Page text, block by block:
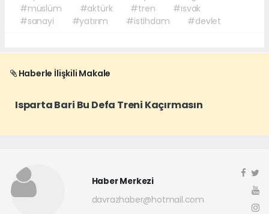
#müslüm
#aktürk #tren
#ısvak
#sanayi
#yatırım #istihdam #devlet
Haberle İlişkili Makale
Isparta Bari Bu Defa Treni Kaçırmasın
Haber Merkezi
davrazhaber@hotmail.com